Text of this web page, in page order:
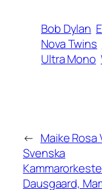
Bob Dylan
Nova Twins
Ultra Mono
← Maike Rosa
Svenska
Dausgaard,